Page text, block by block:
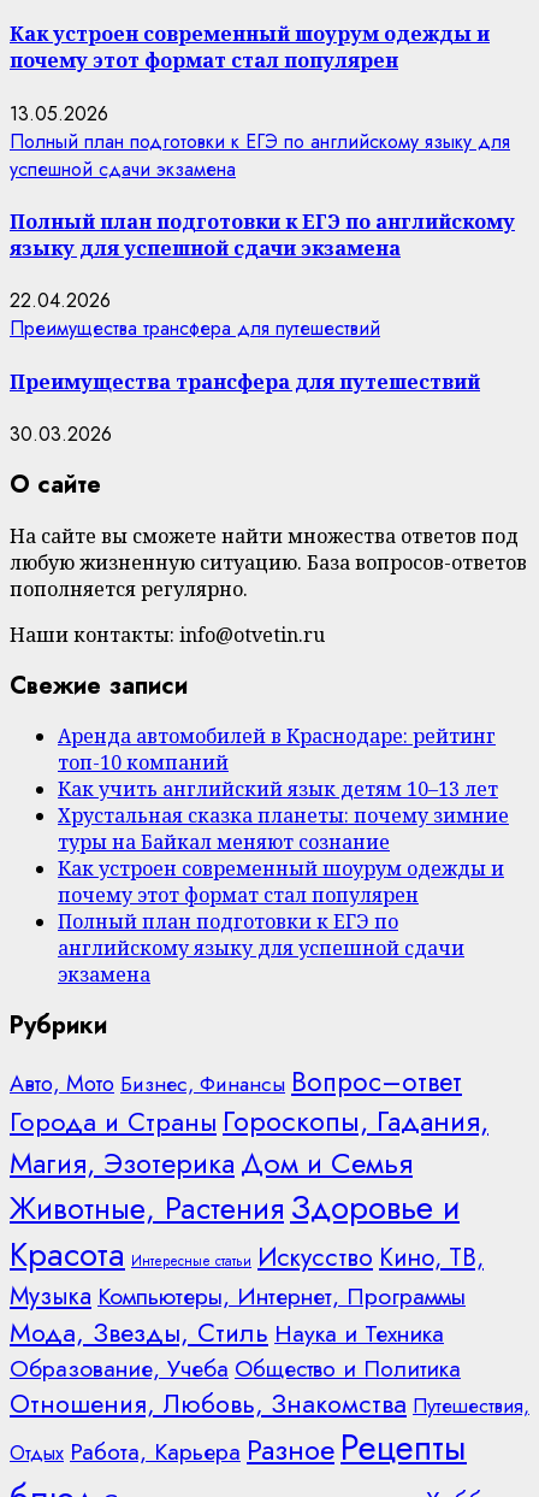
Как устроен современный шоурум одежды и
почему этот формат стал популярен
13.05.2026
Полный план подготовки к ЕГЭ по английскому языку для
успешной сдачи экзамена
Полный план подготовки к ЕГЭ по английскому
языку для успешной сдачи экзамена
22.04.2026
Преимущества трансфера для путешествий
Преимущества трансфера для путешествий
30.03.2026
О сайте
На сайте вы сможете найти множества ответов под
любую жизненную ситуацию. База вопросов-ответов
пополняется регулярно.
Наши контакты: info@otvetin.ru
Свежие записи
Аренда автомобилей в Краснодаре: рейтинг
топ-10 компаний
Как учить английский язык детям 10–13 лет
Хрустальная сказка планеты: почему зимние
туры на Байкал меняют сознание
Как устроен современный шоурум одежды и
почему этот формат стал популярен
Полный план подготовки к ЕГЭ по
английскому языку для успешной сдачи
экзамена
Рубрики
Авто, МотоБизнес, Финансы Вопрос–ответ
Города и Страны Гороскопы, Гадания,
Магия, Эзотерика Дом и Семья
Животные, Растения Здоровье и
Красота Интересные статьи Искусство Кино, ТВ,
Музыка Компьютеры, Интернет, Программы
Мода, Звезды, Стиль Наука и Техника
Образование, Учеба Общество и Политика
Отношения, Любовь, Знакомства Путешествия,
Отдых Работа, Карьера Разное Рецепты